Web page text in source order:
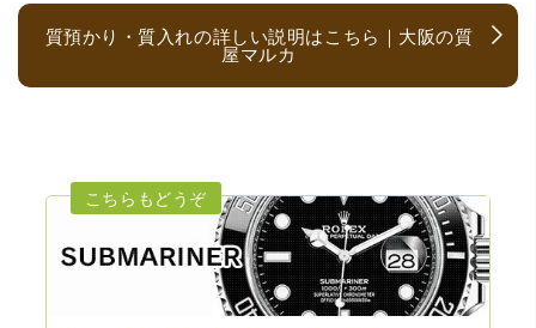
（大阪府大阪市）とても宝石に詳しく、また中古市場の仕
組みもお教えいただけ嬉しかったです。鑑別も素早く驚き
ました。宜しくお願いいたします。(楽器等、様々なジャン
ルに詳しいの流石の一言に尽きます)
質預かり・質入れの詳しい説明はこちら｜大阪の質
屋マルカ